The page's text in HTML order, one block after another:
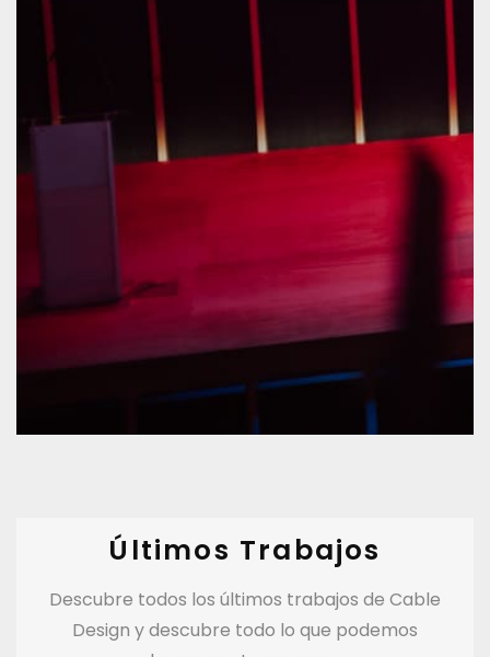
Últimos Trabajos
Descubre todos los últimos trabajos de Cable
Design y descubre todo lo que podemos